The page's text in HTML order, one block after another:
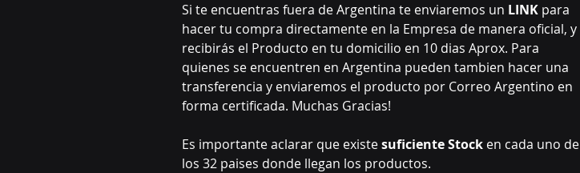
Si te encuentras fuera de Argentina te enviaremos un LINK para
hacer tu compra directamente en la Empresa de manera oficial, y
recibirás el Producto en tu domicilio en 10 dias Aprox. Para
quienes se encuentren en Argentina pueden tambien hacer una
transferencia y enviaremos el producto por Correo Argentino en
forma certificada. Muchas Gracias!
Es importante aclarar que existesuficiente Stock en cada uno de
los 32 paises donde llegan los productos.